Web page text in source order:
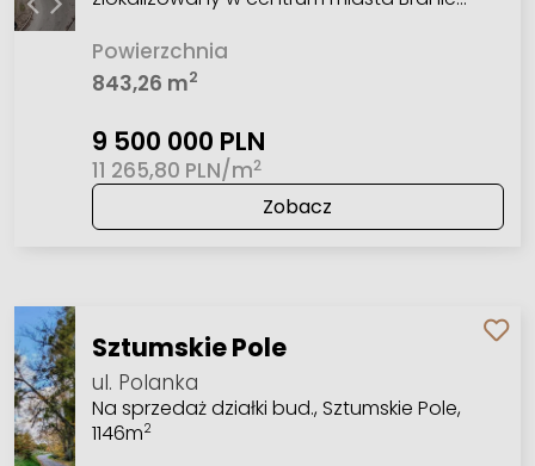
Powierzchnia
843,26 m2
9 500 000 PLN
11 265,80 PLN/m2
Zobacz
Sztumskie Pole
ul. Polanka
Na sprzedaż działki bud., Sztumskie Pole,
1146m2